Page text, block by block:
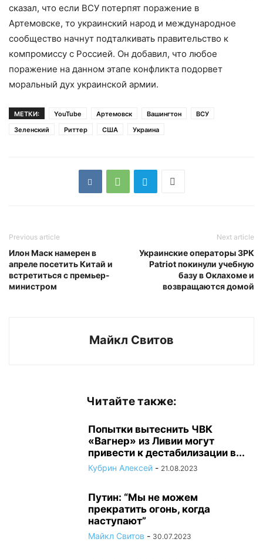
сказал, что если ВСУ потерпят поражение в
Артемовске, то украинский народ и международное
сообщество начнут подталкивать правительство к
компромиссу с Россией. Он добавил, что любое
поражение на данном этапе конфликта подорвет
моральный дух украинской армии.
МЕТКИ: YouTube Артемовск Вашингтон
ВСУ
Зеленский
Риттер США Украина
Previous article
Илон Маск намерен в
апреле посетить Китай и
встретиться с премьер-
министром
Next article
Украинские операторы ЗРК
Patriot покинули учебную
базу в Оклахоме и
возвращаются домой
Майкл Свитов
Читайте также:
Попытки вытеснить ЧВК
«Вагнер» из Ливии могут
привести к дестабилизации в...
Кубрин Алексей - 21.08.2023
Путин: “Мы не можем
прекратить огонь, когда
наступают”
Майкл Свитов - 30.07.2023